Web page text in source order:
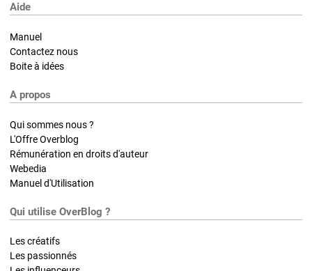
Aide
Manuel
Contactez nous
Boite à idées
A propos
Qui sommes nous ?
L'Offre Overblog
Rémunération en droits d'auteur
Webedia
Manuel d'Utilisation
Qui utilise OverBlog ?
Les créatifs
Les passionnés